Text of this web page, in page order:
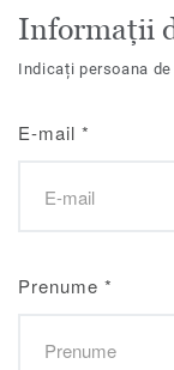
Informații
Indicați persoana
E-mail *
Prenume *